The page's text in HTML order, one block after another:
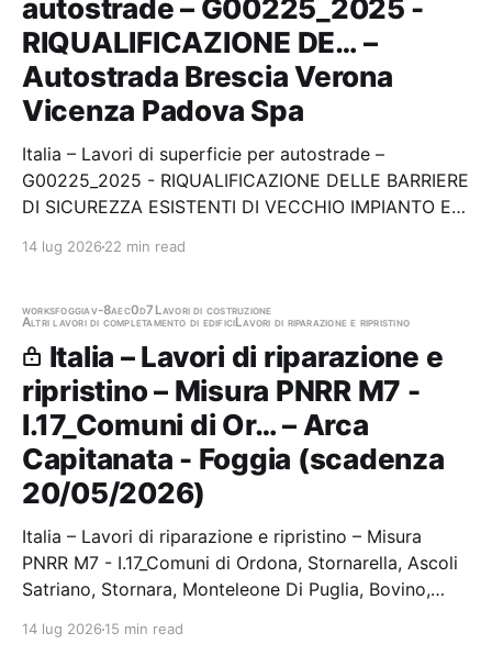
autostrade – G00225_2025 -
RIQUALIFICAZIONE DE… –
Autostrada Brescia Verona
Vicenza Padova Spa
Italia – Lavori di superficie per autostrade –
G00225_2025 - RIQUALIFICAZIONE DELLE BARRIERE
DI SICUREZZA ESISTENTI DI VECCHIO IMPIANTO E
RISOLUZIONE DEI PUNTI SINGOLARI 3 LOTTI.
Vicenza Padova Spa Gara…
14 lug 2026 22 min read
worksfoggiav-8aec0d7 Lavori di costruzione
Altri lavori di completamento di edificiLavori di riparazione e ripristino
Italia – Lavori di riparazione e
ripristino – Misura PNRR M7 -
I.17_Comuni di Or… – Arca
Capitanata - Foggia (scadenza
20/05/2026)
Italia – Lavori di riparazione e ripristino – Misura
PNRR M7 - I.17_Comuni di Ordona, Stornarella, Ascoli
Satriano, Stornara, Monteleone Di Puglia, Bovino,
appaltante: Arca Capitanata - Foggia Scadenza
14 lug 2026 15 min read